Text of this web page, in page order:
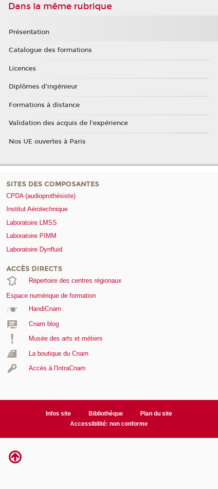
Dans la même rubrique
Présentation
Catalogue des formations
Licences
Diplômes d'ingénieur
Formations à distance
Validation des acquis de l'expérience
Nos UE ouvertes à Paris
SITES DES COMPOSANTES
CPDA (audioprothésiste)
Institut Aérotechnique
Laboratoire LMSS
Laboratoire PIMM
Laboratoire Dynfluid
ACCÈS DIRECTS
Répertoire des centres régionaux
Espace numérique de formation
HandiCnam
Cnam blog
Musée des arts et métiers
La boutique du Cnam
Accès à l'IntraCnam
Infos site Bibliothèque
Plan du site
Accessibilité: non conforme